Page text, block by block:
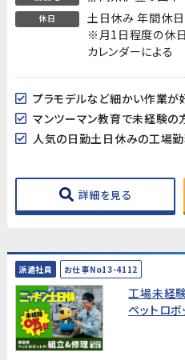
休日
土日休み 年間休
※月1日程度の休
カレンダーによる
プラモデルなど細かい作業
マンツーマン教育で未経験の
人気の日勤土日休みの工場
詳細を見る
派遣社員 お仕事No13-4112
工場未経
ペットロ